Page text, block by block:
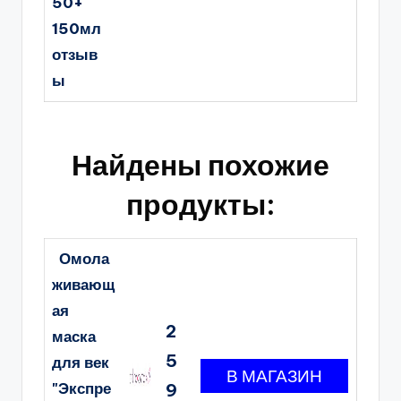
150мл
отзыв
ы
Найдены похожие
продукты:
Омола
живающ
ая
маска
для век
"Экспре
2
5
9